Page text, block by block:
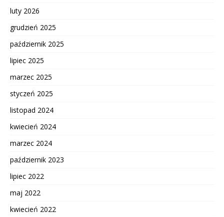
luty 2026
grudzień 2025
październik 2025
lipiec 2025
marzec 2025
styczeń 2025
listopad 2024
kwiecień 2024
marzec 2024
październik 2023
lipiec 2022
maj 2022
kwiecień 2022